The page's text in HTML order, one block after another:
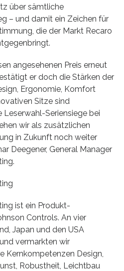
über sämtliche
– und damit ein Zeichen für
die der Markt Recaro
angesehenen Preis erneut
er doch die Stärken der
Ergonomie, Komfort
Sitze sind
Leserwahl-Seriensiege bei
wir als zusätzlichen
in Zukunft noch weiter
Deegener, General Manager
ist ein Produkt-
Controls. An vier
Japan und den USA
vermarkten wir
Kernkompetenzen Design,
Robustheit, Leichtbau